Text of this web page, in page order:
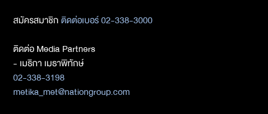
สมัครสมาชิกติดต่อเบอร์ 02-338-3000
ติดต่อ Media Partners
- เมธิกา เมธาพิทักษ์
02-338-3198
metika_met@nationgroup.com